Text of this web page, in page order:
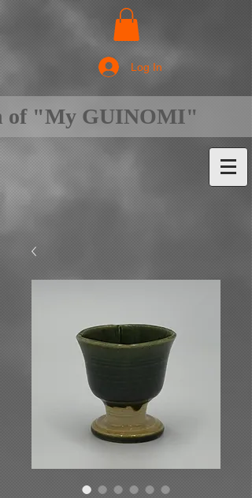
Log In
of "My GUINOMI"